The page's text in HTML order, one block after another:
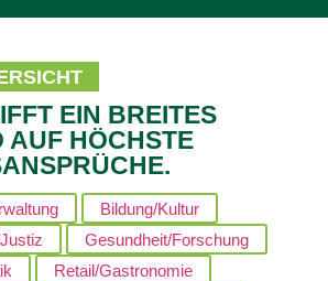
EIN BREITES
AUF HÖCHSTE
Bildung/Kultur
Gesundheit/Forschung
Retail/Gastronomie